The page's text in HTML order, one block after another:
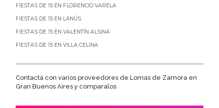
FIESTAS DE 15 EN FLORENCIO VARELA
FIESTAS DE 15 EN LANÚS
FIESTAS DE 15 EN VALENTÍN ALSINA
FIESTAS DE 15 EN VILLA CELINA
Contactá con varios proveedores de Lomas de Zamora en
Gran Buenos Aires y comparalos